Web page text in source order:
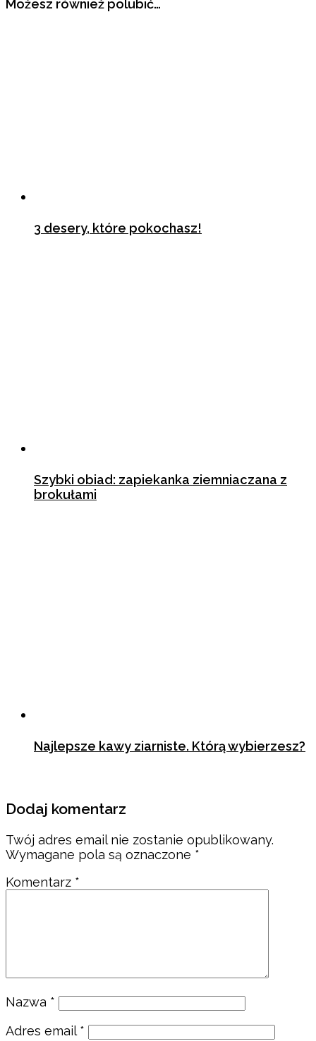
Możesz również polubić…
3 desery, które pokochasz!
Szybki obiad: zapiekanka ziemniaczana z
brokułami
Najlepsze kawy ziarniste. Którą wybierzesz?
Dodaj komentarz
Twój adres email nie zostanie opublikowany.
Wymagane pola są oznaczone *
Komentarz *
Nazwa *
Adres email *